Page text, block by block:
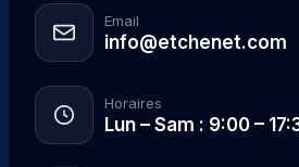
Email
info@etchenet.com
Horaires
Lun – Sam : 9:00 –